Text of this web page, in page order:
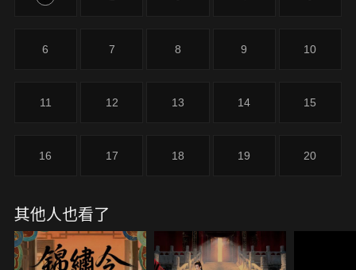
6 7 8 9 10
11 12 13 14 15
16 17 18 19 20
其他人也看了